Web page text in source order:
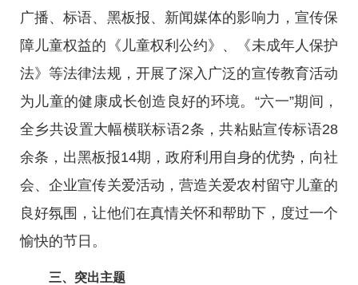
广播、标语、黑板报、新闻媒体的影响力，宣传保
障儿童权益的《儿童权利公约》、《未成年人保护
法》等法律法规，开展了深入广泛的宣传教育活动
为儿童的健康成长创造良好的环境。“六一”期间，
全乡共设置大幅横联标语2条，共粘贴宣传标语28
余条，出黑板报14期，政府利用自身的优势，向社
会、企业宣传关爱活动，营造关爱农村留守儿童的
良好氛围，让他们在真情关怀和帮助下，度过一个
愉快的节日。
三、突出主题